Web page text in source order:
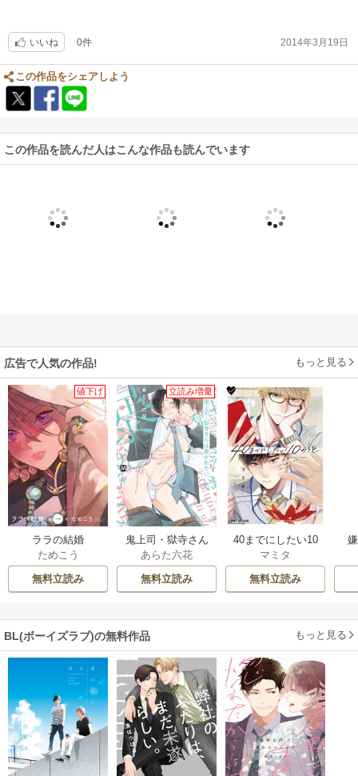
いいね 0件 2014年3月19日
この作品をシェアしよう
この作品を読んだ人はこんな作品も読んでいます
広告で人気の作品! もっと見る
値下げ
ララの結婚
ためこう
無料立読み
立読み増量
鬼上司・獄寺さん
は暴かれたい。
【コミックス版】
あらた六花
無料立読み
40までにしたい10
のこと
マミタ
無料立読み
BL(ボーイズラブ)の無料作品 もっと見る